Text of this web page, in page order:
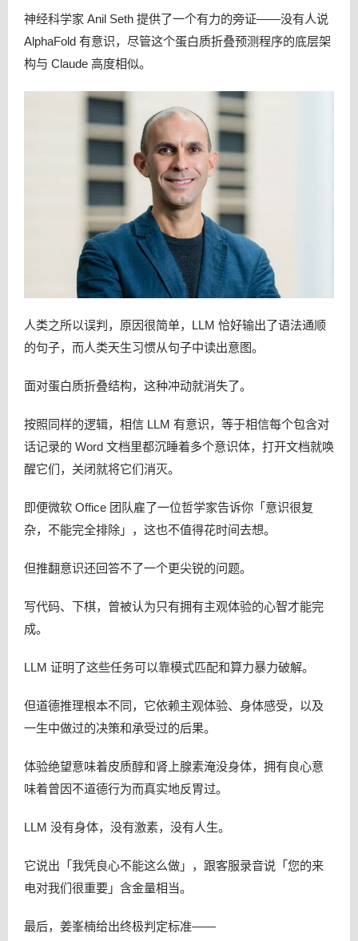
神经科学家 Anil Seth 提供了一个有力的旁证——没有人说
AlphaFold 有意识，尽管这个蛋白质折叠预测程序的底层架
构与 Claude 高度相似。
人类之所以误判，原因很简单，LLM 恰好输出了语法通顺
的句子，而人类天生习惯从句子中读出意图。
面对蛋白质折叠结构，这种冲动就消失了。
按照同样的逻辑，相信 LLM 有意识，等于相信每个包含对
话记录的 Word 文档里都沉睡着多个意识体，打开文档就唤
醒它们，关闭就将它们消灭。
即便微软 Office 团队雇了一位哲学家告诉你「意识很复
杂，不能完全排除」，这也不值得花时间去想。
但推翻意识还回答不了一个更尖锐的问题。
写代码、下棋，曾被认为只有拥有主观体验的心智才能完
成。
LLM 证明了这些任务可以靠模式匹配和算力暴力破解。
但道德推理根本不同，它依赖主观体验、身体感受，以及
一生中做过的决策和承受过的后果。
体验绝望意味着皮质醇和肾上腺素淹没身体，拥有良心意
味着曾因不道德行为而真实地反胃过。
LLM 没有身体，没有激素，没有人生。
它说出「我凭良心不能这么做」，跟客服录音说「您的来
电对我们很重要」含金量相当。
最后，姜峯楠给出终极判定标准——